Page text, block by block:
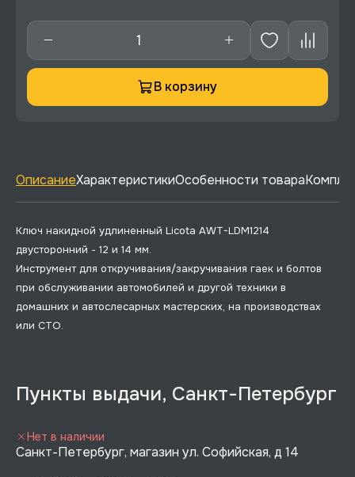
В корзину
ОписаниеХарактеристикиОсобенности товара
Ключ накидной удлиненный Licota AWT-LDM1214
двусторонний - 12 и 14 мм.
Инструмент для откручивания/закручивания гаек и болтов
при обслуживании автомобилей и другой техники в
домашних и автослесарных мастерских, на производствах
или СТО.
Пункты выдачи, Санкт-Петербург
Санкт-Петербург, магазин ул. Софийская, д 14
Нет в наличии